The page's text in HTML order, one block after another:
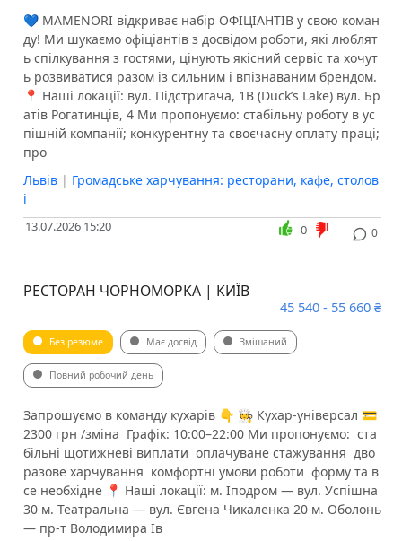
​​​​​​​​​​​​​​​​​​​​💙 MAMENORI відкриває набір ОФІЦІАНТІВ у свою коман
ду! Ми шукаємо офіціантів з досвідом роботи, які люблят
ь спілкування з гостями, цінують якісний сервіс та хочут
ь розвиватися разом із сильним і впізнаваним брендом.
📍 Наші локації: вул. Підстригача, 1В (Duck’s Lake) вул. Бр
атів Рогатинців, 4 Ми пропонуємо: стабільну роботу в ус
пішній компанії; конкурентну та своєчасну оплату праці;
про
Львів | Громадське харчування: ресторани, кафе, столов
і
13.07.2026 15:20 0
0
РЕСТОРАН ЧОРНОМОРКА | КИЇВ
45 540 - 55 660 ₴
Без резюме Має досвід Змішаний
Повний робочий день
Запрошуємо в команду кухарів 👇 🧑‍🍳 Кухар-універсал 💳
2300 грн /зміна ️ Графік: 10:00–22:00 Ми пропонуємо: ️ ста
більні щотижневі виплати ️ оплачуване стажування ️ дво
разове харчування ️ комфортні умови роботи ️ форму та в
се необхідне 📍 Наші локації: м. Іподром — вул. Успішна
30 м. Театральна — вул. Євгена Чикаленка 20 м. Оболонь
— пр-т Володимира Ів